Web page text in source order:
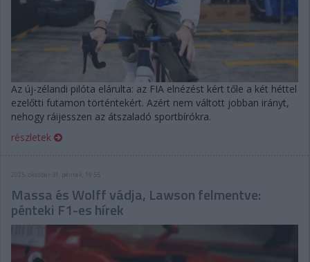
Az új-zélandi pilóta elárulta: az FIA elnézést kért tőle a két héttel
ezelőtti futamon történtekért. Azért nem váltott jobban irányt,
nehogy ráijesszen az átszaladó sportbírókra.
részletek
2025. október 31. péntek, 19:55
Massa és Wolff vádja, Lawson felmentve:
pénteki F1-es hírek